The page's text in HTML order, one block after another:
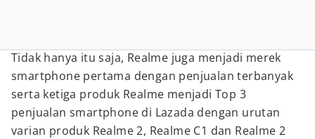
Tidak hanya itu saja, Realme juga menjadi merek
smartphone pertama dengan penjualan terbanyak
serta ketiga produk Realme menjadi Top 3
penjualan smartphone di Lazada dengan urutan
varian produk Realme 2, Realme C1 dan Realme 2